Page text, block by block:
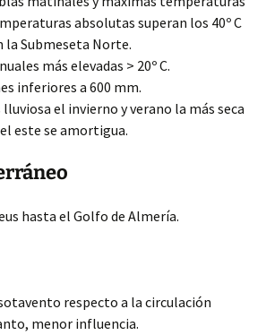
absolutas superan los 40º C
la Submeseta Norte.
más elevadas > 20º C.
inferiores a 600 mm.
el invierno y verano la más seca
este se amortigua.
hasta el Golfo de Almería.
respecto a la circulación
menor influencia.